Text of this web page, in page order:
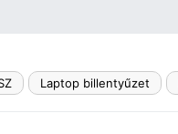
Laptop billentyűzet